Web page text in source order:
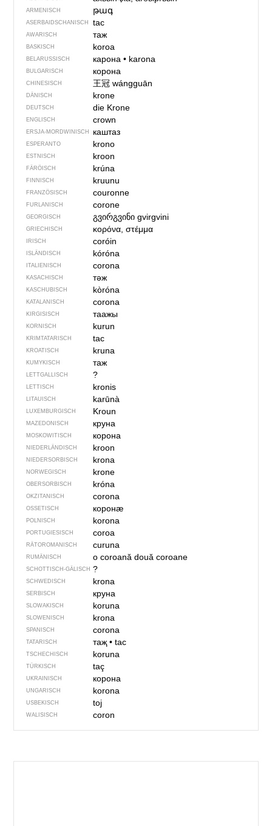
ARMENISCH թագ
ASERBAIDSCHANISCH tac
AWARISCH таж
BASKISCH koroa
BELARUSSISCH карона• karona
BULGARISCH корона
CHINESISCH 王冠wángguān
DÄNISCH krone
DEUTSCH die Krone
ENGLISCH crown
ERSJA-MORDWINISCH каштаз
ESPERANTO krono
ESTNISCH kroon
FÄRÖISCH krúna
FINNISCH kruunu
FRANZÖSISCH couronne
FURLANISCH corone
GEORGISCH გვირგვინიgvirgvini
GRIECHISCH κορόνα, στέμμα
IRISCH coróin
ISLÄNDISCH kóróna
ITALIENISCH corona
KASACHISCH тәж
KASCHUBISCH kòróna
KATALANISCH corona
KIRGISISCH таажы
KORNISCH kurun
KRIMTATARISCH tac
KROATISCH kruna
KUMYKISCH таж
LETTGALLISCH ?
LETTISCH kronis
LITAUISCH karūnà
LUXEMBURGISCH Kroun
MAZEDONISCH круна
MOSKOWITISCH корона
NIEDERLÄNDISCH kroon
NIEDERSORBISCH krona
NORWEGISCH krone
OBERSORBISCH króna
OKZITANISCH corona
OSSETISCH коронӕ
POLNISCH korona
PORTUGIESISCH coroa
RÄTOROMANISCH curuna
RUMÄNISCH o coroanădouă coroane
SCHOTTISCH-GÄLISCH ?
SCHWEDISCH krona
SERBISCH круна
SLOWAKISCH koruna
SLOWENISCH krona
SPANISCH corona
TATARISCH таҗ• tac
TSCHECHISCH koruna
TÜRKISCH taç
UKRAINISCH корона
UNGARISCH korona
USBEKISCH toj
WALISISCH coron